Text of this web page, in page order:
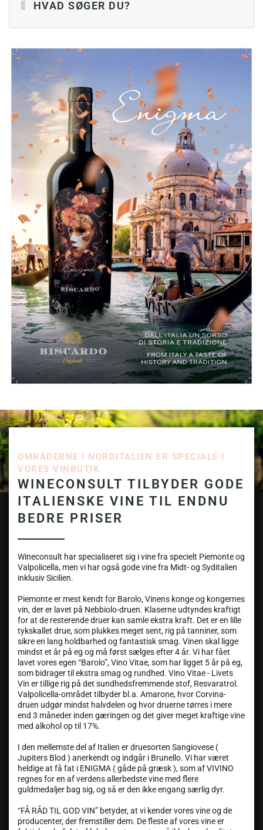
HVAD SØGER DU?
OMRÅDERNE I NORDITALIEN ER SPECIALE I
VORES VINBUTIK
WINECONSULT TILBYDER GODE
ITALIENSKE VINE TIL ENDNU
BEDRE PRISER
Wineconsult har specialiseret sig i vine fra specielt Piemonte og
Valpolicella, men vi har også gode vine fra Midt- og Syditalien
inklusiv Sicilien.
Piemonte er mest kendt for Barolo, Vinens konge og kongernes
vin, der er lavet på Nebbiolo-druen. Klaserne udtyndes kraftigt
for at de resterende druer kan samle ekstra kraft. Det er en lille
tykskallet drue, som plukkes meget sent, rig på tanniner, som
sikre en lang holdbarhed og fantastisk smag. Vinen skal ligge
mindst et år på eg og må først sælges efter 4 år. Vi har fået
lavet vores egen “Barolo”, Vino Vitae, som har ligget 5 år på eg,
som bidrager til ekstra smag og rundhed. Vino Vitae - Livets
Vin er tillige rig på det sundhedsfremmende stof, Resvaratrol.
Valpolicella-området tilbyder bl.a. Amarone, hvor Corvina-
druen udgør mindst halvdelen og hvor druerne tørres i mere
end 3 måneder inden gæringen og det giver meget kraftige vine
med alkohol op til 17%.
I den mellemste del af Italien er druesorten Sangiovese (
Jupiters Blod ) anerkendt og indgår i Brunello. Vi har været
heldige at få fat i ENIGMA ( gåde på græsk ), som af VIVINO
regnes for en af verdens allerbedste vine med flere
guldmedaljer bag sig, og så er den ikke engang særlig dyr.
“FÅ RÅD TIL GOD VIN” betyder, at vi kender vores vine og de
producenter, der fremstiller dem. De fleste af vores vine er